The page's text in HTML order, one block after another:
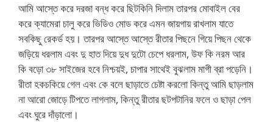
আমি আস্তে করে দরজা বন্ধ করে ছিটকিনি দিলাম তারপর মোবাইল বের
করে ক্যামেরা চালু করে ভিডিও মোড করে এমন জায়গায় রাখলাম যাতে
সবকিছু রেকর্ড হয়। তারপর আস্তে আস্তে রীতার পিছনে গিয়ে পিছন থেকে
জড়িয়ে ধরলাম এবং দু হাত দিয়ে দুধ দুটো চেপে ধরলাম, উফ কি নরম আর
কি বড়ো ৩৮ সাইজের হবে নিশ্চয়ই, চাপার সাথেই বুঝলাম মাগী ব্রা পড়েনি।
রীতা হকচকিয়ে গেল এবং কে বলে ছাড়াতে চেষ্টা করলো কিন্তু আমি ছাড়লাম
না আরো জোড়ে টিপতে লাগলাম, কিন্তু রীতার ছটপটানির ফলে ও ছাড়া পেল
এবং ঘুরে দাঁড়ালো।